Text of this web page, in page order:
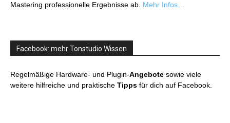
Mastering professionelle Ergebnisse ab. Mehr Infos…
Facebook: mehr Tonstudio Wissen
Regelmäßige Hardware- und Plugin-Angebote sowie viele
weitere hilfreiche und praktische Tipps für dich auf Facebook.